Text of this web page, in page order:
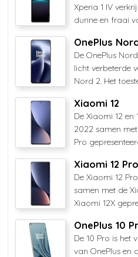
Xperia 1 IV
dunne en fraai
OnePlus
De OnePlus
licht verbeterde
Nord 2. Het
Xiaomi 12
De Xiaomi 12 en
2022 samen
Pro
Xiaomi 12 Pro
De Xiaomi 12
samen met de
Xiaomi 12X
OnePlus 10
De 10 Pro is het
van OnePlus en